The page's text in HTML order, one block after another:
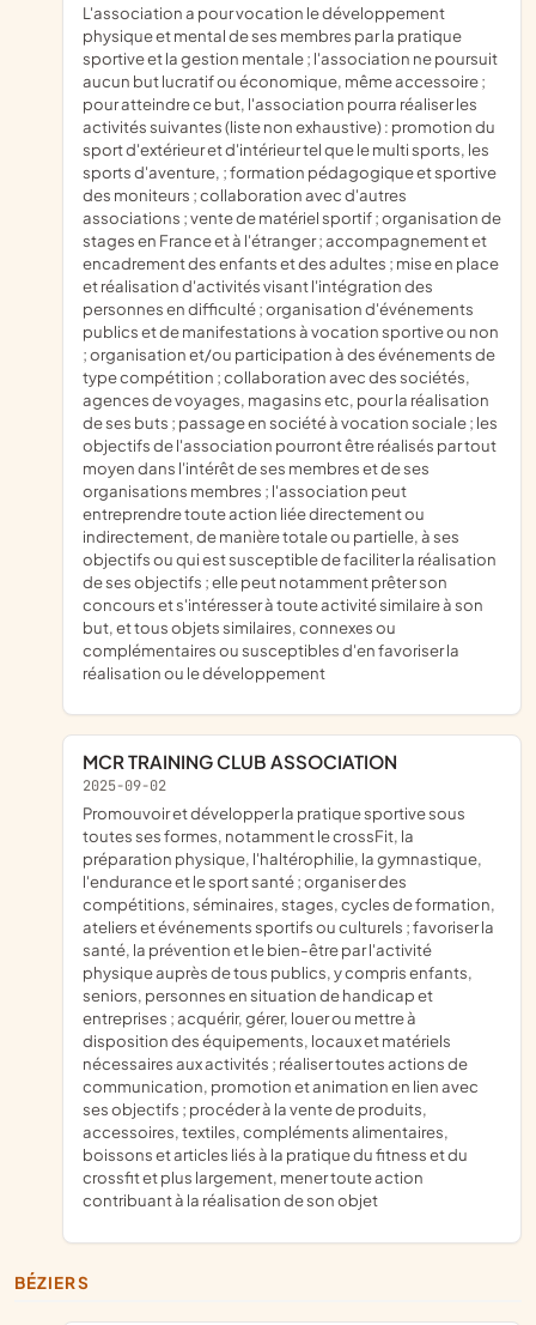
l'association a pour vocation le développement
physique et mental de ses membres par la pratique
sportive et la gestion mentale ; l'association ne poursuit
aucun but lucratif ou économique, même accessoire ;
pour atteindre ce but, l'association pourra réaliser les
activités suivantes (liste non exhaustive) : promotion du
sport d'extérieur et d'intérieur tel que le multi sports, les
sports d'aventure, ; formation pédagogique et sportive
des moniteurs ; collaboration avec d'autres
associations ; vente de matériel sportif ; organisation de
stages en France et à l'étranger ; accompagnement et
encadrement des enfants et des adultes ; mise en place
et réalisation d'activités visant l'intégration des
personnes en difficulté ; organisation d'événements
publics et de manifestations à vocation sportive ou non
; organisation et/ou participation à des événements de
type compétition ; collaboration avec des sociétés,
agences de voyages, magasins etc, pour la réalisation
de ses buts ; passage en société à vocation sociale ; les
objectifs de l'association pourront être réalisés par tout
moyen dans l'intérêt de ses membres et de ses
organisations membres ; l'association peut
entreprendre toute action liée directement ou
indirectement, de manière totale ou partielle, à ses
objectifs ou qui est susceptible de faciliter la réalisation
de ses objectifs ; elle peut notamment prêter son
concours et s'intéresser à toute activité similaire à son
but, et tous objets similaires, connexes ou
complémentaires ou susceptibles d'en favoriser la
réalisation ou le développement
MCR TRAINING CLUB ASSOCIATION
2025-09-02
promouvoir et développer la pratique sportive sous
toutes ses formes, notamment le crossFit, la
préparation physique, l'haltérophilie, la gymnastique,
l'endurance et le sport santé ; organiser des
compétitions, séminaires, stages, cycles de formation,
ateliers et événements sportifs ou culturels ; favoriser la
santé, la prévention et le bien-être par l'activité
physique auprès de tous publics, y compris enfants,
seniors, personnes en situation de handicap et
entreprises ; acquérir, gérer, louer ou mettre à
disposition des équipements, locaux et matériels
nécessaires aux activités ; réaliser toutes actions de
communication, promotion et animation en lien avec
ses objectifs ; procéder à la vente de produits,
accessoires, textiles, compléments alimentaires,
boissons et articles liés à la pratique du fitness et du
crossfit et plus largement, mener toute action
contribuant à la réalisation de son objet
BÉZIERS